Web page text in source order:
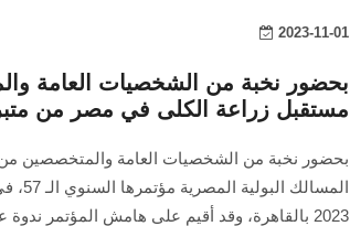
2023-11-01
بحضور نخبة من الشخصيات العامة
مستقبل زراعة الكلى في مصر من
بحضور نخبة من الشخصيات العامة والمتخصصين
2023 بالقاهرة، وقد أقيم على هامش المؤتمر